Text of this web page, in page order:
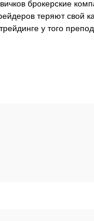
брокерские
теряют свой
у того